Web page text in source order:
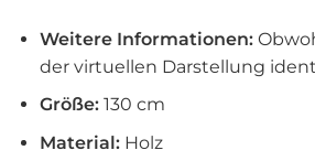
Weitere Informationen:
der virtuellen Darstellung
Größe:130 cm
Material: Holz